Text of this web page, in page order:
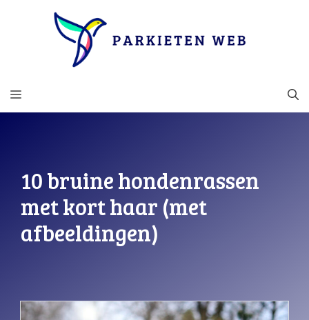
MENU
10 bruine hondenrassen
met kort haar (met
afbeeldingen)